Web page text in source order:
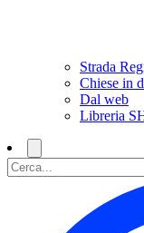
Strada
Chiese in
Dal web
Libreria